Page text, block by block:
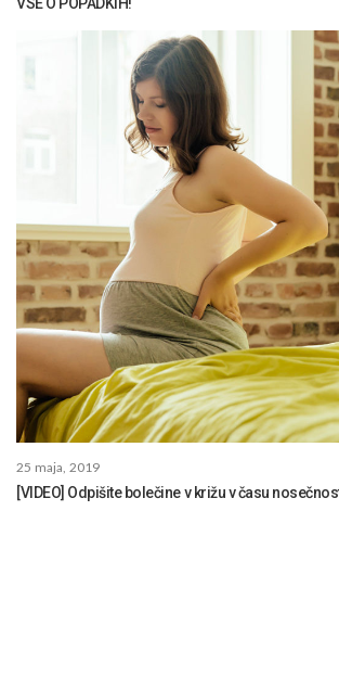
VSE O POPADKIH!
25 maja, 2019
[VIDEO] Odpišite bolečine v križu v času